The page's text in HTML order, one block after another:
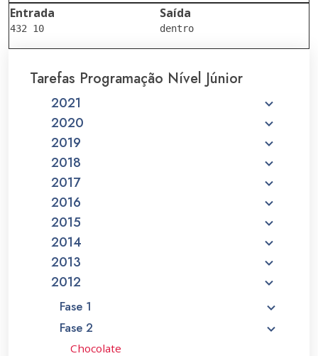
Entrada Saída
Tarefas Programação Nível Júnior
2021
2020
2019
2018
2017
2016
2015
2014
2013
2012
Fase 1
Fase 2
Chocolate